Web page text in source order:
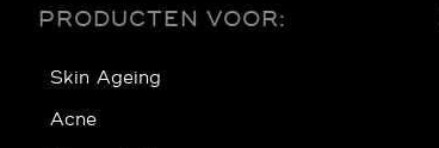
PRODUCTEN VOOR:
Skin Ageing
Acne